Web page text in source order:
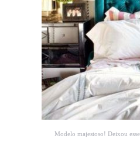
Modelo majestoso! Deixou